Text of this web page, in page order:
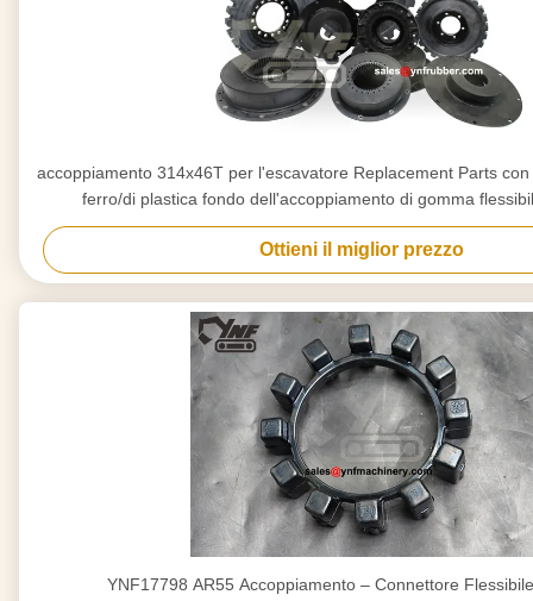
accoppiamento 314x46T per l'escavatore Replacement Parts
ferro/di plastica fondo dell'accoppiamento di gomma
Ottieni il miglior prezzo
YNF17798 AR55 Accoppiamento – Connettore